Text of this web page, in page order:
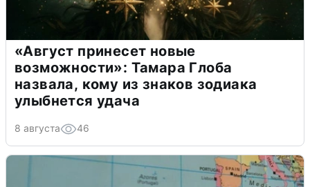
«Август принесет новые
возможности»: Тамара Глоба
назвала, кому из знаков зодиака
улыбнется удача
8 августа 46